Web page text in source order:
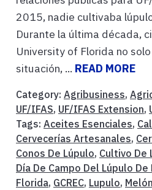
2015, nadie cultivaba
Durante la última década,
University of Florida no
situación, ... READ MORE
Category: Agribusiness,
UF/IFAS, UF/IFAS Extension,
Tags: Aceites Esenciales,
Cervecerías Artesanales,
Conos De Lúpulo, Cultivo De
Día De Campo Del Lúpulo De
Florida, GCREC, Lupulo,